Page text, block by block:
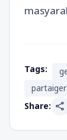
Tags:
Share: share